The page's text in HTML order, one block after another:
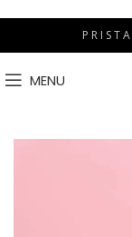
P R I S T
MENU